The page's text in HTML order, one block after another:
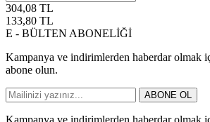
304,08 TL
133,80 TL
E - BÜLTEN ABONELİĞİ
Kampanya ve indirimlerden haberdar olmak
abone olun.
ABONE OL
Kampanya ve indirimlerden haberdar olmak